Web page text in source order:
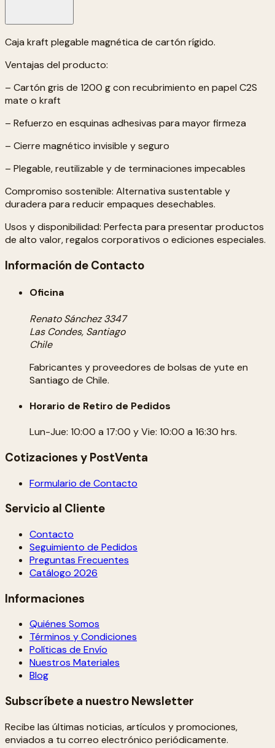
Caja kraft plegable magnética de cartón rígido.
Ventajas del producto:
– Cartón gris de 1200 g con recubrimiento en papel C2S
mate o kraft
– Refuerzo en esquinas adhesivas para mayor firmeza
– Cierre magnético invisible y seguro
– Plegable, reutilizable y de terminaciones impecables
Compromiso sostenible: Alternativa sustentable y
duradera para reducir empaques desechables.
Usos y disponibilidad: Perfecta para presentar productos
de alto valor, regalos corporativos o ediciones especiales.
Información de Contacto
Oficina
Renato Sánchez 3347
Las Condes, Santiago
Chile
Fabricantes y proveedores de bolsas de yute en
Santiago de Chile.
Horario de Retiro de Pedidos
Lun-Jue: 10:00 a 17:00 y Vie: 10:00 a 16:30 hrs.
Cotizaciones y PostVenta
Formulario de Contacto
Servicio al Cliente
Contacto
Seguimiento de Pedidos
Preguntas Frecuentes
Catálogo 2026
Informaciones
Quiénes Somos
Términos y Condiciones
Políticas de Envío
Nuestros Materiales
Blog
Subscríbete a nuestro Newsletter
Recibe las últimas noticias, artículos y promociones,
enviados a tu correo electrónico periódicamente.